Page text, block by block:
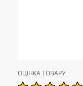
ОЦІНКА ТОВАРУ